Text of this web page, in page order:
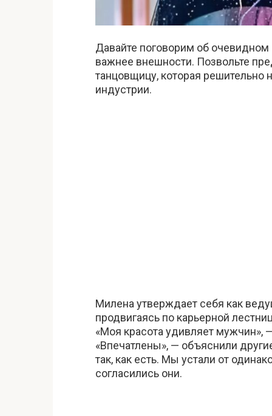
Давайте поговорим об
важнее внешности. Позвольте
танцовщицу, которая
индустрии.
Милена утверждает себя как
продвигаясь по карьерной
«Моя красота удивляет мужчин»,
«Впечатлены», — объяснили
так, как есть. Мы устали от
согласились они.